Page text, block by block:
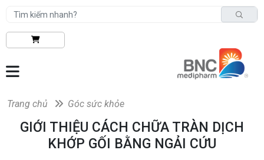
Trang chủ Góc sức khỏe
GIỚI THIỆU CÁCH CHỮA TRÀN DỊCH
KHỚP GỐI BẰNG NGẢI CỨU